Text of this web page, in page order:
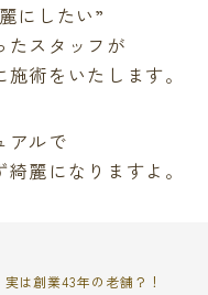
にしたい”
たスタッフが
術をいたします。
アルで
麗になりますよ。
実は創業43年の老舗？！